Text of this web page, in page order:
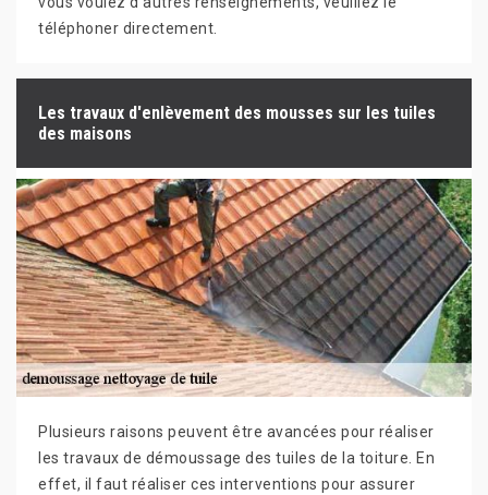
téléphoner directement.
Les travaux d'enlèvement des mousses sur les tuiles
des maisons
Plusieurs raisons peuvent être avancées pour réaliser
les travaux de démoussage des tuiles de la toiture. En
effet, il faut réaliser ces interventions pour assurer